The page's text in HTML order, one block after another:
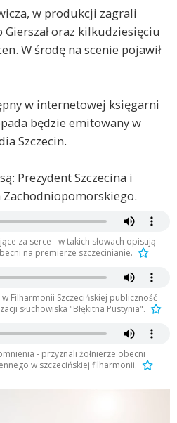
w produkcji zagrali
Gierszał oraz kilkudziesięciu
W środę na scenie pojawił
w internetowej księgarni
będzie emitowany w
Szczecin.
Prezydent Szczecina i
Zachodniopomorskiego.
za serce - w takich słowach opisują
na premierze szczecinianie.
Filharmonii Szczecińskiej publiczność
słuchowiska "Błękitna Pustynia".
- przyznali żołnierze obecni
w szczecińskiej filharmonii.